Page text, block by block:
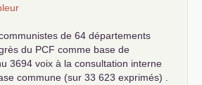
de 64 départements
du PCF comme base de
3694 voix à la consultation interne
commune (sur 33 623 exprimés) .